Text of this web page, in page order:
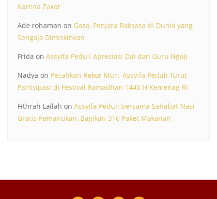
Karena Zakat
Ade rohaman on Gaza, Penjara Raksasa di Dunia yang
Sengaja Dimiskinkan
Frida on Assyifa Peduli Apresiasi Dai dan Guru Ngaji
Nadya on Pecahkan Rekor Muri, Assyifa Peduli Turut
Partisipasi di Festival Ramadhan 1445 H Kemenag RI
Fithrah Lailah on Assyifa Peduli bersama Sahabat Nasi
Gratis Pamanukan, Bagikan 316 Paket Makanan